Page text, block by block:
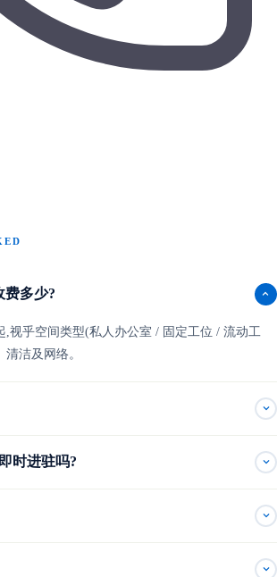
费多少?
,视乎空间类型(私人办公室 / 固定工位 / 流动工
洁及网络。
时进驻吗?